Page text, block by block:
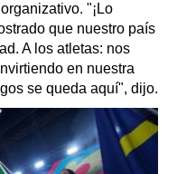
"¡Lo
que nuestro país
A los atletas: nos
en nuestra
se queda aquí", dijo.